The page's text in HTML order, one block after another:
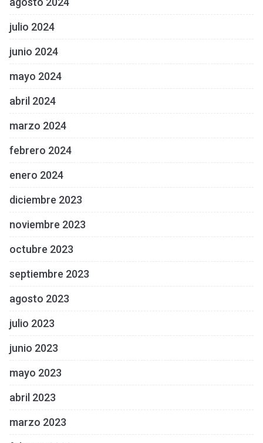
julio 2024
junio 2024
mayo 2024
abril 2024
marzo 2024
febrero 2024
enero 2024
diciembre 2023
noviembre 2023
octubre 2023
septiembre 2023
agosto 2023
julio 2023
junio 2023
mayo 2023
abril 2023
marzo 2023